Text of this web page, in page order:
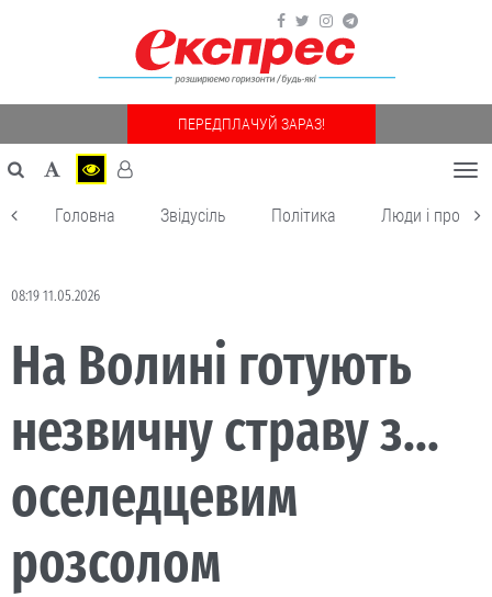
ПЕРЕДПЛАЧУЙ ЗАРАЗ!
Головна Звідусіль Політика Люди і
08:19 11.05.2026
На Волині готують
незвичну страву з...
оселедцевим
розсолом